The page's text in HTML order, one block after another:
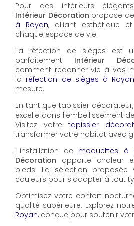
Pour des intérieurs
Intérieur Décoration propose
à Royan, alliant esthétique
chaque espace de vie.
La réfection de sièges est
parfaitement Intérieur
comment redonner vie à vos
la réfection de sièges à
mesure.
En tant que tapissier décorateur,
excelle dans l'embellissement
Visitez votretapissier
transformer votre habitat avec
L'installation de moquettes à
Décoration apporte chaleur
pieds. La sélection proposée
couleurs pour s'adapter à tout
Optimisez votre confort
qualité supérieure. Explorez
Royan, conçue pour soutenir